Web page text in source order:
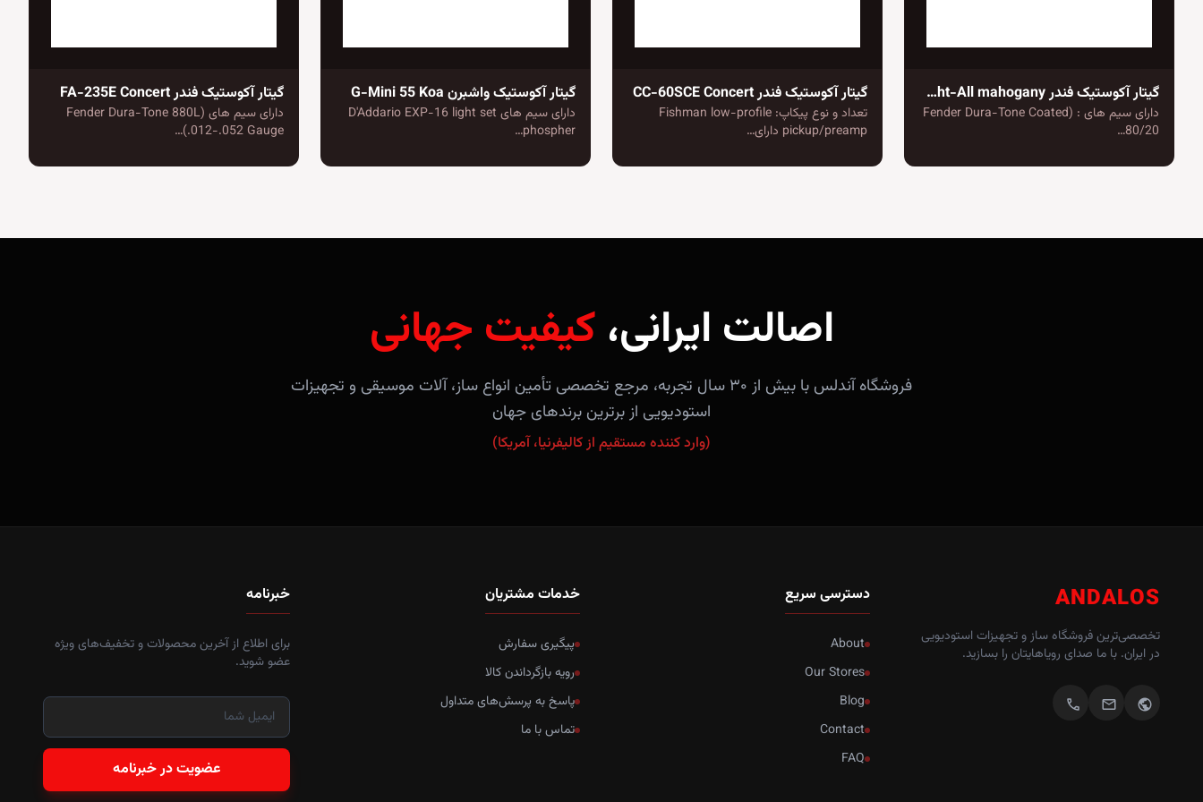
گیتار آکوستیک فندر CD-60SCE Dreadnought-All mahogany
دارای سیم های : (Fender Dura-Tone Coated
80/20…
گیتار آکوستیک فندر CC-60SCE Concert
تعداد و نوع پیکاپ: Fishman low-profile
pickup/preamp دارای…
گیتار آکوستیک واشبرن G-Mini 55 Koa
دارای سیم های D'Addario EXP-16 light set
phospher…
گیتار آکوستیک فندر FA-235E Concert
دارای سیم های (Fender Dura-Tone 880L
(.012-.052 Gauge…
اصالت ایرانی، کیفیت جهانی
فروشگاه آندلس با بیش از ۳۰ سال تجربه، مرجع تخصصی تأمین انواع ساز، آلات موسیقی و تجهیزات
استودیویی از برترین برندهای جهان
(وارد کننده مستقیم از کالیفرنیا، آمریکا)
ANDALOS
تخصصی‌ترین فروشگاه ساز و تجهیزات استودیویی
در ایران. با ما صدای رویاهایتان را بسازید.
public
mail
call
دسترسی سریع
About
Our Stores
Blog
Contact
FAQ
خدمات مشتریان
پیگیری سفارش
رویه بازگرداندن کالا
پاسخ به پرسش‌های متداول
تماس با ما
خبرنامه
برای اطلاع از آخرین محصولات و تخفیف‌های ویژه
عضو شوید.
عضویت در خبرنامه